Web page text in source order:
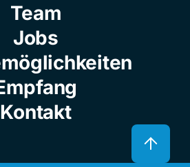
Team
Jobs
Kontakt